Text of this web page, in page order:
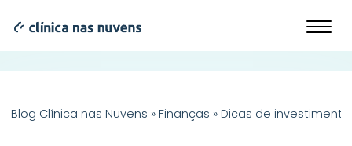
Blog Clínica nas Nuvens » Finanças » Dicas de